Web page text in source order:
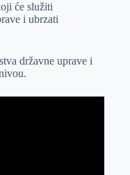
će služiti
i ubrzati
državne uprave i